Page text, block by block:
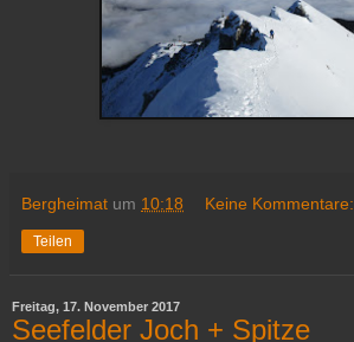
Bergheimat um 10:18 Keine Kommentare:
Teilen
Freitag, 17. November 2017
Seefelder Joch + Spitze